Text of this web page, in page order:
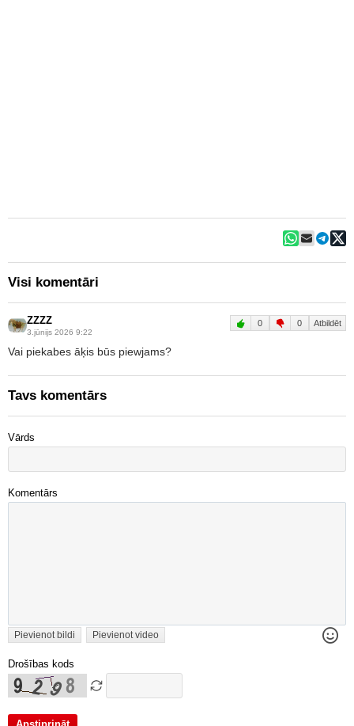
Visi komentāri
ZZZZ
3.jūnijs 2026 9:22
0 0 Atbildēt
Vai piekabes āķis būs piewjams?
Tavs komentārs
Vārds
Komentārs
Pievienot bildi Pievienot video
Drošības kods